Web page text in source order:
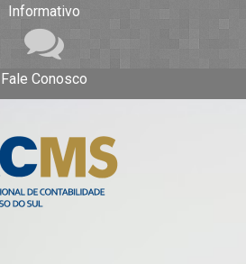
Informativo
Fale Conosco